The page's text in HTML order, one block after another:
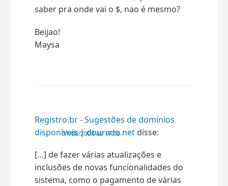
saber pra onde vai o $, nao é mesmo?
Beijao!
Maysa
Registro.br - Sugestões de domínios
disponíveis | dourado.net disse:
31/08/2008 às 17:08
[…] de fazer várias atualizações e
inclusões de novas funcionalidades do
sistema, como o pagamento de várias